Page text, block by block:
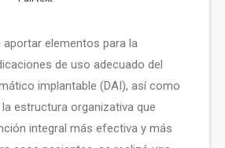
aportar elementos para la
de uso adecuado del
implantable (DAI), así como
estructura organizativa que
integral más efectiva y más